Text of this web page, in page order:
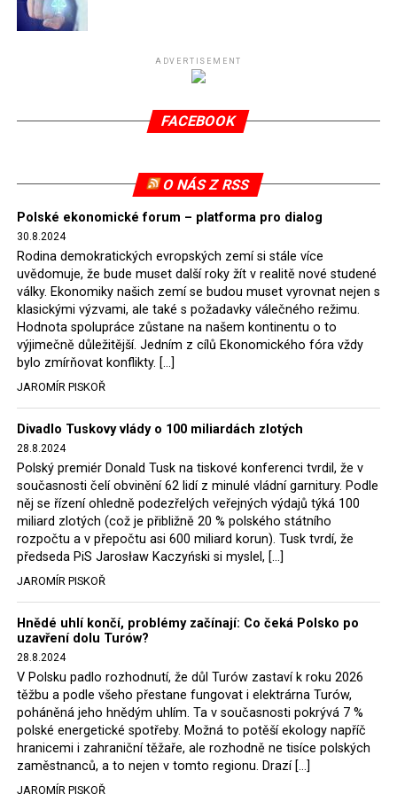
Připomeňme, že ukončení těžby hnědého uhlí pro
(SDEU) v souvislosti se stížnostmi českých samospráv
verdiktem španělské soudkyně Rosario Silva de Lapureta
tomuto rozhodnutí nevyhověla, proto na žádost
2022, než byl tento případ z důvodu uzavření dohody
Polska s Českou republikou o odstranění příčin sporu o
důl Turów vymazán z rejstříku tribunálu. Celkem si
Polsko nechalo z přiznaných evropských fondů odečíst
asi 70 milionů eur na pokutách a 45 milionů eur
zaplatilo jako odškodnění České republice – ale jak důl,
tak elektrárna nadále fungovaly. Už tehdy zástupci
tehdejší opozice a dnes vládnoucí koalice, jako
místopředseda Občanské platformy (PO) Rafał
Hołownia, přímo řekli, že by se polská vláda měla
tomuto rozhodnutí podřídit.
Rozhodnutí polského ministra spravedlnosti jistě potěší
německé, české a polské ekology, ale i těžaře. Je těžké si
představit, že by o takové věci rozhodoval sám ministr
Bodnar. Musel získat politický souhlas vládnoucí koalice.
Stále jsou totiž platné argumenty Morawieckého vlády,
že důl i elektrárna jsou – kromě zabezpečování cca 7 %
polského energetického mixu – klíčovými podniky, spolu
se svými dceřinými společnostmi zaměstnávají cca pět
tisíc lidí. Navíc s činností dolu a elektrárny nepřímo
souvisí dalších několik desítek tisíc pracovních míst v
regionu. Zelená politika ale opět zvítězila.
Rozhodnutí polského ministra spravedlnosti jistě potěší
německé, české a polské ekology, kteří žalobu u
ADVERTISEMENT
FACEBOOK
O NÁS Z RSS
Polské ekonomické forum – platforma pro dialog
30.8.2024
Rodina demokratických evropských zemí si stále více
uvědomuje, že bude muset další roky žít v realitě nové studené
války. Ekonomiky našich zemí se budou muset vyrovnat nejen s
klasickými výzvami, ale také s požadavky válečného režimu.
Hodnota spolupráce zůstane na našem kontinentu o to
výjimečně důležitější. Jedním z cílů Ekonomického fóra vždy
bylo zmírňovat konflikty. […]
JAROMÍR PISKOŘ
Divadlo Tuskovy vlády o 100 miliardách zlotých
28.8.2024
Polský premiér Donald Tusk na tiskové konferenci tvrdil, že v
současnosti čelí obvinění 62 lidí z minulé vládní garnitury. Podle
něj se řízení ohledně podezřelých veřejných výdajů týká 100
miliard zlotých (což je přibližně 20 % polského státního
rozpočtu a v přepočtu asi 600 miliard korun). Tusk tvrdí, že
předseda PiS Jarosław Kaczyński si myslel, […]
JAROMÍR PISKOŘ
Hnědé uhlí končí, problémy začínají: Co čeká Polsko po
uzavření dolu Turów?
28.8.2024
V Polsku padlo rozhodnutí, že důl Turów zastaví k roku 2026
těžbu a podle všeho přestane fungovat i elektrárna Turów,
poháněná jeho hnědým uhlím. Ta v současnosti pokrývá 7 %
polské energetické spotřeby. Možná to potěší ekology napříč
hranicemi i zahraniční těžaře, ale rozhodně ne tisíce polských
zaměstnanců, a to nejen v tomto regionu. Drazí […]
JAROMÍR PISKOŘ